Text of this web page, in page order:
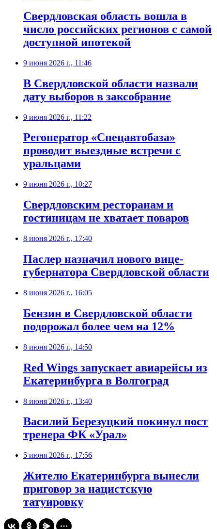
Свердловская область вошла в
число российских регионов с самой
доступной ипотекой
9 июня 2026 г., 11:46
В Свердловской области назвали
дату выборов в заксобрание
9 июня 2026 г., 11:22
Регоператор «Спецавтобаза»
проводит выездные встречи с
уральцами
9 июня 2026 г., 10:27
Свердловским ресторанам и
гостиницам не хватает поваров
8 июня 2026 г., 17:40
Паслер назначил нового вице-
губернатора Свердловской области
8 июня 2026 г., 16:05
Бензин в Свердловской области
подорожал более чем на 12%
8 июня 2026 г., 14:50
Red Wings запускает авиарейсы из
Екатеринбурга в Волгоград
8 июня 2026 г., 13:40
Василий Березуцкий покинул пост
тренера ФК «Урал»
5 июня 2026 г., 17:56
Жителю Екатеринбурга вынесли
приговор за нацистскую
татуировку